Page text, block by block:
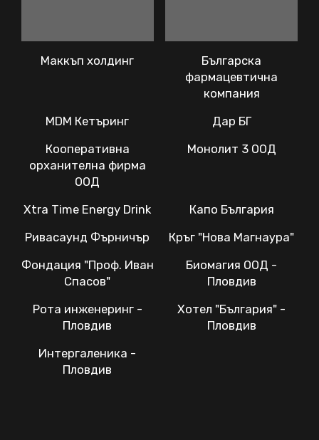
Маккъп холдинг
Българска
фармацевтична
компания
MDM Кетъринг
Дар БГ
Кооперативна
орханителна фирма
ООД
Монолит 3 ООД
Xtra Time Energy Drink
Капо България
Ривасаунд Фърничър
Кръг "Нова Магнаура"
Фондация "Проф. Иван
Спасов"
Биомагия ООД -
Пловдив
Рота инженеринг -
Пловдив
Хотел "България" -
Пловдив
Интергаленика -
Пловдив